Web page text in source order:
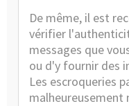
De même, il est
vérifier
messages que
ou d'y fournir des
Les escroqueries
malheureusement